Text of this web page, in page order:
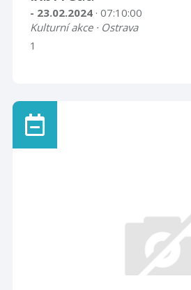
- 23.02.2024 · 07:10:00
Kulturní akce · Ostrava
1